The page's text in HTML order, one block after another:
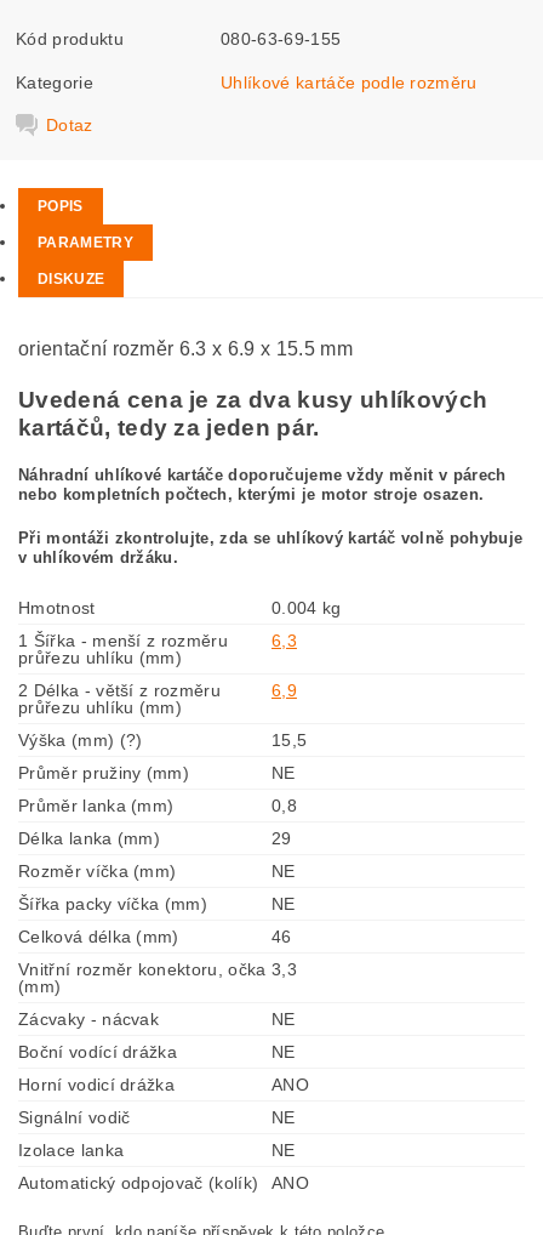
Kód produktu 080-63-69-155
Kategorie Uhlíkové kartáče podle rozměru
Dotaz
POPIS
PARAMETRY
DISKUZE
orientační rozměr 6.3 x 6.9 x 15.5 mm
Uvedená cena je za dva kusy uhlíkových
kartáčů, tedy za jeden pár.
Náhradní uhlíkové kartáče doporučujeme vždy měnit v párech
nebo kompletních počtech, kterými je motor stroje osazen.
Při montáži zkontrolujte, zda se uhlíkový kartáč volně pohybuje
v uhlíkovém držáku.
Hmotnost
0.004 kg
1 Šířka - menší z rozměru
průřezu uhlíku (mm)
6,3
2 Délka - větší z rozměru
průřezu uhlíku (mm)
6,9
Výška (mm) (?)
15,5
Průměr pružiny (mm)
NE
Průměr lanka (mm)
0,8
Délka lanka (mm)
29
Rozměr víčka (mm)
NE
Šířka packy víčka (mm)
NE
Celková délka (mm)
46
Vnitřní rozměr konektoru, očka
(mm)
3,3
Zácvaky - nácvak
NE
Boční vodící drážka
NE
Horní vodicí drážka
ANO
Signální vodič
NE
Izolace lanka
NE
Automatický odpojovač (kolík)
ANO